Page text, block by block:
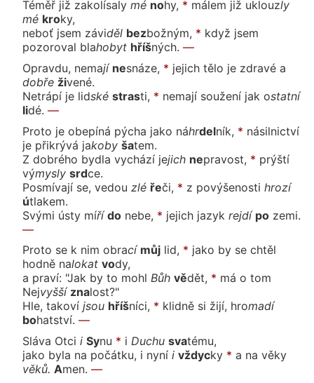
Téměř již zakolísaly mé nohy, * málem již uklouzly
mé kroky,
neboť jsem záviděl bezbožným, * když jsem
pozoroval blahobyt hříšných. —
Opravdu, nemají nesnáze, * jejich tělo je zdravé a
dobře živené.
Netrápí je lidské strasti, * nemají soužení jak ostatní
lidé. —
Proto je obepíná pýcha jako náhrdelník, * násilnictví
je přikrývá jakoby šatem.
Z dobrého bydla vychází jejich nepravost, * prýští
výmysly srdce.
Posmívají se, vedou zlé řeči, * z povýšenosti hrozí
útlakem.
Svými ústy míří do nebe, * jejich jazyk rejdí po zemi.
—
Proto se k nim obrací můj lid, * jako by se chtěl
hodně nalokat vody,
a praví: "Jak by to mohl Bůh vědět, * má o tom
Nejvyšší znalost?"
Hle, takoví jsou hříšníci, * klidně si žijí, hromadí
bohatství. —
Sláva Otci i Synu * i Duchu svatému,
jako byla na počátku, i nyní i vždycky * a na věky
věků. Amen. —